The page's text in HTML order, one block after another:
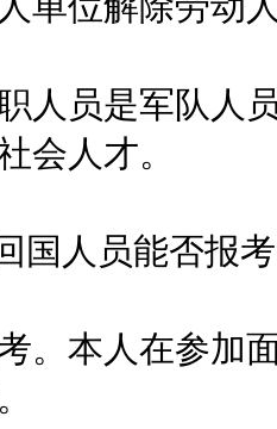
员是军队人员
会人才。
人员能否报考
本人在参加面